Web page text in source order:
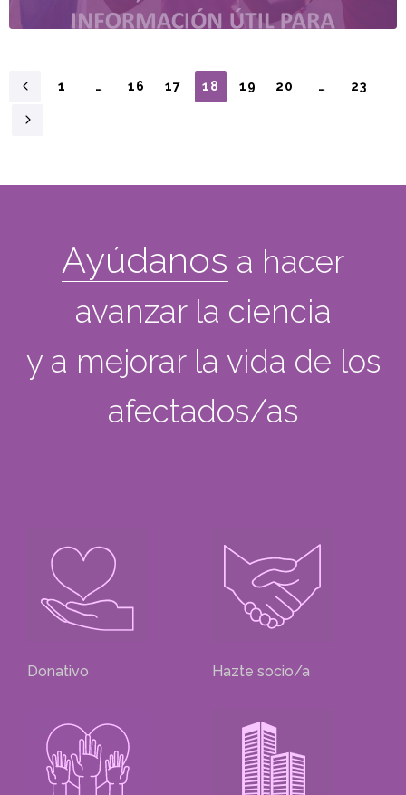
1 … 16 17 18 19 20 … 23
Ayúdanos a hacer
avanzar la ciencia
y a mejorar la vida de los
afectados/as
Donativo Hazte socio/a